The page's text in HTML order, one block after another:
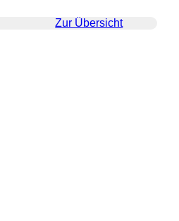
Zur Übersicht